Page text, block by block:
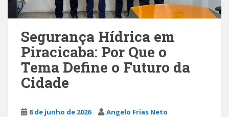
Segurança Hídrica em
Piracicaba: Por Que o
Tema Define o Futuro da
Cidade
8 de junho de 2026 Angelo Frias Neto